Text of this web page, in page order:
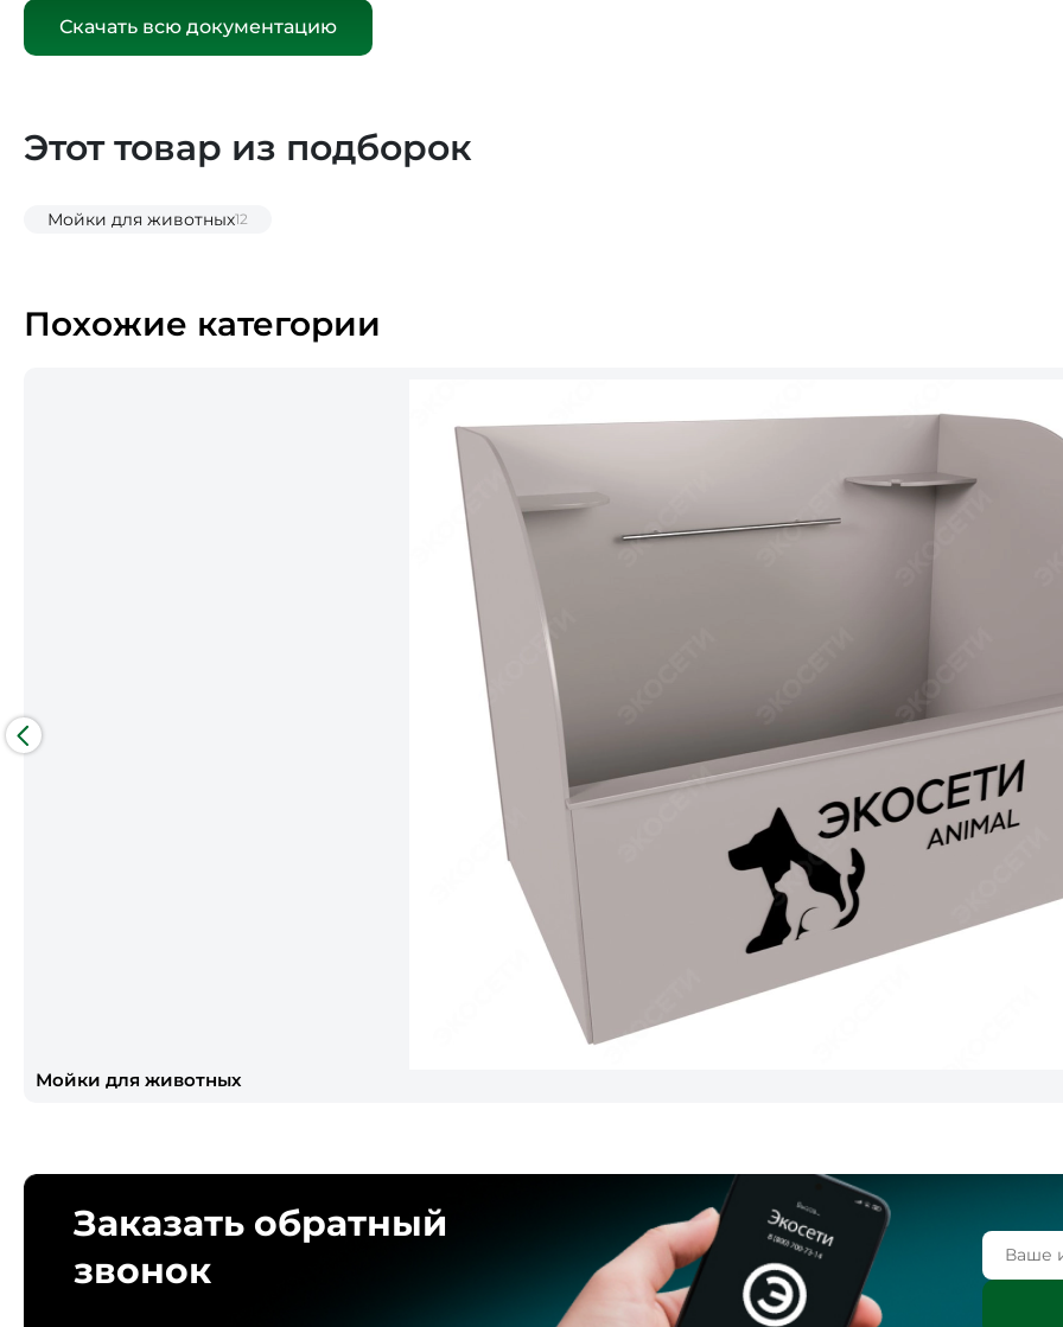
Скачать всю документацию
Этот товар из подборок
Мойки для животных12
Похожие категории
Мойки для животных
Заказать обратный
звонок